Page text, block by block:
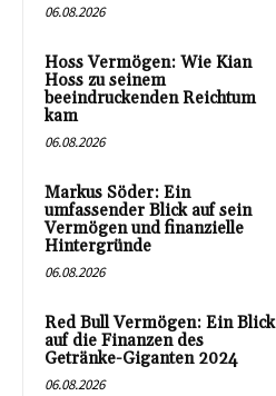
06.08.2026
Hoss Vermögen: Wie Kian
Hoss zu seinem
beeindruckenden Reichtum
kam
06.08.2026
Markus Söder: Ein
umfassender Blick auf sein
Vermögen und finanzielle
Hintergründe
06.08.2026
Red Bull Vermögen: Ein Blick
auf die Finanzen des
Getränke-Giganten 2024
06.08.2026